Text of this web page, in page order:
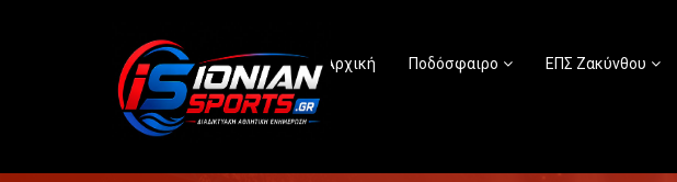
Αρχική Ποδόσφαιρο ΕΠΣ Ζακύνθου